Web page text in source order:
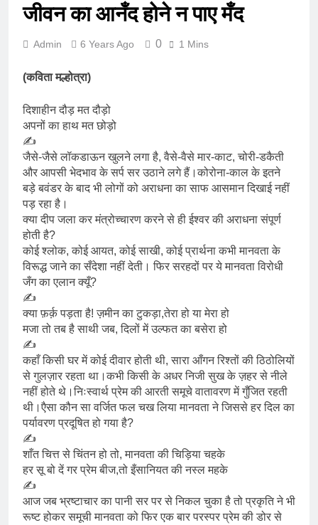
जीवन का आनँद होने न पाए मँद
Admin 6 Years Ago 0 1 Mins
(कविता मल्होत्रा)
दिशाहीन दौड़ मत दौड़ो
अपनों का हाथ मत छोड़ो
✍️
जैसे-जैसे लॉकडाऊन खुलने लगा है, वैसे-वैसे मार-काट, चोरी-डकैती
और आपसी भेदभाव के सर्प सर उठाने लगे हैं।कोरोना-काल के इतने
बड़े बवंडर के बाद भी लोगों को अराधना का साफ आसमान दिखाई नहीं
पड़ रहा है।
क्या दीप जला कर मंत्रोच्चारण करने से ही ईश्वर की अराधना संपूर्ण
होती है?
कोई श्लोक, कोई आयत, कोई साखी, कोई प्रार्थना कभी मानवता के
विरूद्ध जाने का सँदेशा नहीं देती। फिर सरहदों पर ये मानवता विरोधी
जँग का एलान क्यूँ?
✍️
क्या फ़र्क़ पड़ता है! ज़मीन का टुकड़ा,तेरा हो या मेरा हो
मजा तो तब है साथी जब, दिलों में उल्फत का बसेरा हो
✍️
कहाँ किसी घर में कोई दीवार होती थी, सारा आँगन रिश्तों की ठिठोलियों
से गुलज़ार रहता था।कभी किसी के अधर निजी सुख के ज़हर से नीले
नहीं होते थे।निःस्वार्थ प्रेम की आरती समूचे वातावरण में गुँजित रहती
थी।एैसा कौन सा वर्जित फल चख लिया मानवता ने जिससे हर दिल का
पर्यावरण प्रदूषित हो गया है?
✍️
शाँत चित्त से चिंतन हो तो, मानवता की चिड़िया चहके
हर सू बो दें गर प्रेम बीज,तो इँसानियत की नस्ल महके
✍️
आज जब भ्रष्टाचार का पानी सर पर से निकल चुका है तो प्रकृति ने भी
रूष्ट होकर समूची मानवता को फिर एक बार परस्पर प्रेम की डोर से